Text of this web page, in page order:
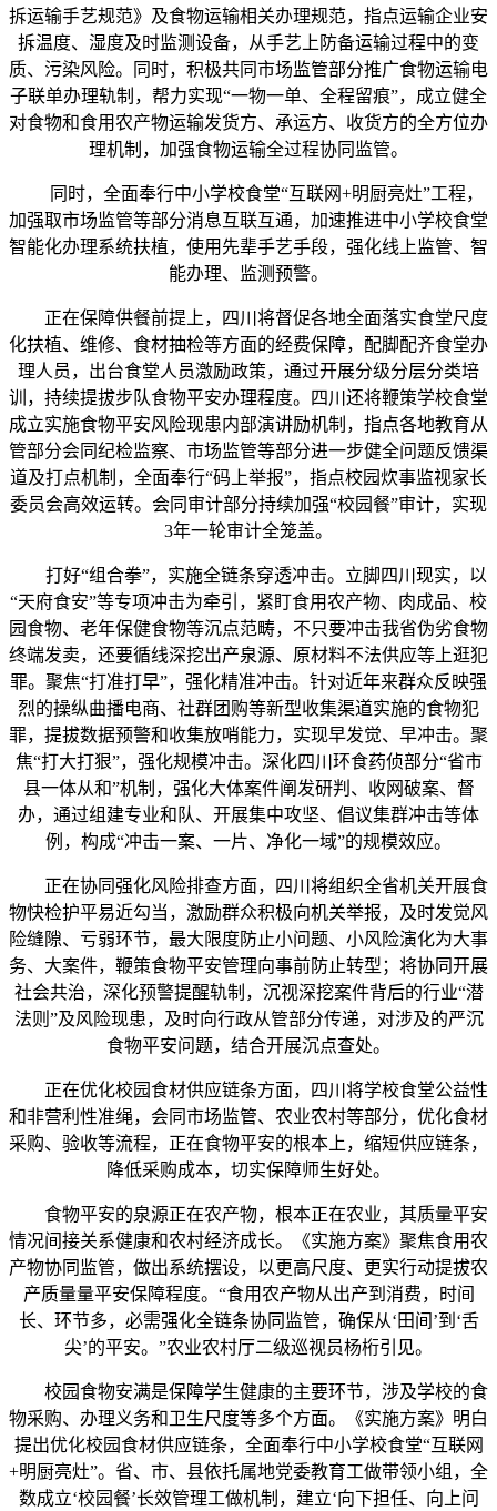
拆运输手艺规范》及食物运输相关办理规范，指点运输企业安
拆温度、湿度及时监测设备，从手艺上防备运输过程中的变
质、污染风险。同时，积极共同市场监管部分推广食物运输电
子联单办理轨制，帮力实现“一物一单、全程留痕”，成立健全
对食物和食用农产物运输发货方、承运方、收货方的全方位办
理机制，加强食物运输全过程协同监管。
同时，全面奉行中小学校食堂“互联网+明厨亮灶”工程，
加强取市场监管等部分消息互联互通，加速推进中小学校食堂
智能化办理系统扶植，使用先辈手艺手段，强化线上监管、智
能办理、监测预警。
正在保障供餐前提上，四川将督促各地全面落实食堂尺度
化扶植、维修、食材抽检等方面的经费保障，配脚配齐食堂办
理人员，出台食堂人员激励政策，通过开展分级分层分类培
训，持续提拔步队食物平安办理程度。四川还将鞭策学校食堂
成立实施食物平安风险现患内部演讲励机制，指点各地教育从
管部分会同纪检监察、市场监管等部分进一步健全问题反馈渠
道及打点机制，全面奉行“码上举报”，指点校园炊事监视家长
委员会高效运转。会同审计部分持续加强“校园餐”审计，实现
3年一轮审计全笼盖。
打好“组合拳”，实施全链条穿透冲击。立脚四川现实，以
“天府食安”等专项冲击为牵引，紧盯食用农产物、肉成品、校
园食物、老年保健食物等沉点范畴，不只要冲击我省伪劣食物
终端发卖，还要循线深挖出产泉源、原材料不法供应等上逛犯
罪。聚焦“打准打早”，强化精准冲击。针对近年来群众反映强
烈的操纵曲播电商、社群团购等新型收集渠道实施的食物犯
罪，提拔数据预警和收集放哨能力，实现早发觉、早冲击。聚
焦“打大打狠”，强化规模冲击。深化四川环食药侦部分“省市
县一体从和”机制，强化大体案件阐发研判、收网破案、督
办，通过组建专业和队、开展集中攻坚、倡议集群冲击等体
例，构成“冲击一案、一片、净化一域”的规模效应。
正在协同强化风险排查方面，四川将组织全省机关开展食
物快检护平易近勾当，激励群众积极向机关举报，及时发觉风
险缝隙、亏弱环节，最大限度防止小问题、小风险演化为大事
务、大案件，鞭策食物平安管理向事前防止转型；将协同开展
社会共治，深化预警提醒轨制，沉视深挖案件背后的行业“潜
法则”及风险现患，及时向行政从管部分传递，对涉及的严沉
食物平安问题，结合开展沉点查处。
正在优化校园食材供应链条方面，四川将学校食堂公益性
和非营利性准绳，会同市场监管、农业农村等部分，优化食材
采购、验收等流程，正在食物平安的根本上，缩短供应链条，
降低采购成本，切实保障师生好处。
食物平安的泉源正在农产物，根本正在农业，其质量平安
情况间接关系健康和农村经济成长。《实施方案》聚焦食用农
产物协同监管，做出系统摆设，以更高尺度、更实行动提拔农
产质量量平安保障程度。“食用农产物从出产到消费，时间
长、环节多，必需强化全链条协同监管，确保从‘田间’到‘舌
尖’的平安。”农业农村厅二级巡视员杨桁引见。
校园食物安满是保障学生健康的主要环节，涉及学校的食
物采购、办理义务和卫生尺度等多个方面。《实施方案》明白
提出优化校园食材供应链条，全面奉行中小学校食堂“互联网
+明厨亮灶”。省、市、县依托属地党委教育工做带领小组，全
数成立‘校园餐’长效管理工做机制，建立‘向下担任、向上问